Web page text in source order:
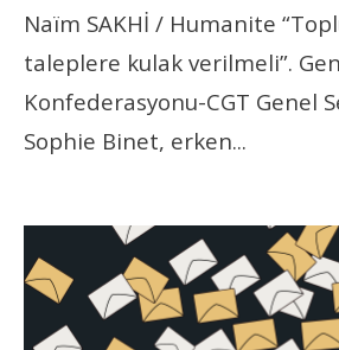
Naïm SAKHİ / Humanite
taleplere kulak verilmeli”.
Konfederasyonu-CGT Genel
Sophie Binet, erken...